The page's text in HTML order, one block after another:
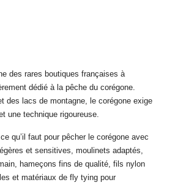
des rares boutiques françaises à
dédié à la pêche du corégone.
des lacs de montagne, le corégone exige
une technique rigoureuse.
qu’il faut pour pêcher le corégone avec
et sensitives, moulinets adaptés,
hameçons fins de qualité, fils nylon
et matériaux de fly tying pour